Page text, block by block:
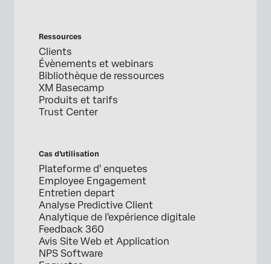
Ressources
Clients
Évènements et webinars
Bibliothèque de ressources
XM Basecamp
Produits et tarifs
Trust Center
Cas d’utilisation
Plateforme d' enquetes
Employee Engagement
Entretien depart
Analyse Predictive Client
Analytique de l'expérience digitale
Feedback 360
Avis Site Web et Application
NPS Software